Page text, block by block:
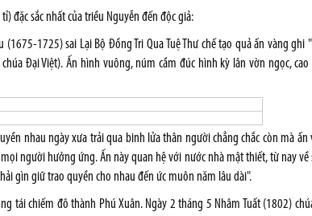
đặc sắc nhất của triều Nguyễn đến độc giả:
1725) sai Lại Bộ Đồng Tri Qua Tuệ Thư chế tạo quả ấn vàng ghi
Đại Việt). Ấn hình vuông, núm cầm đúc hình kỳ lân vờn ngọc, cao
nhau ngày xưa trải qua binh lửa thân người chẳng chắc còn mà ấn
người hưởng ứng. Ấn này quan hệ với nước nhà mật thiết, từ nay về
gìn giữ trao quyền cho nhau đến ức muôn năm lâu dài".
tái chiếm đô thành Phú Xuân. Ngày 2 tháng 5 Nhâm Tuất (1802)